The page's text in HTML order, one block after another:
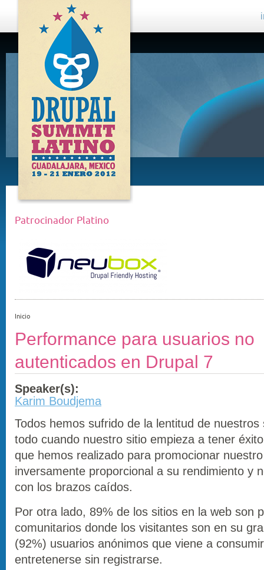
DRUPAL
SUMMIT
LATINO,
GUADALAJARA
2012
Patrocinador Platino
Inicio
Performance para usuarios no
autenticados en Drupal 7
Speaker(s):
Karim Boudjema
Todos hemos sufrido de la lentitud de nuestros
todo cuando nuestro sitio empieza a tener
que hemos realizado para promocionar
inversamente proporcional a su rendimiento y
con los brazos caídos.
Por otra lado, 89% de los sitios en la web son
comunitarios donde los visitantes son en su
(92%) usuarios anónimos que viene a
entretenerse sin registrarse.